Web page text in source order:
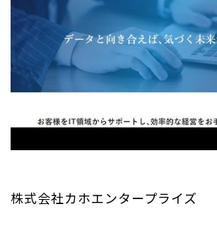
株式会社カホエンタープライズ